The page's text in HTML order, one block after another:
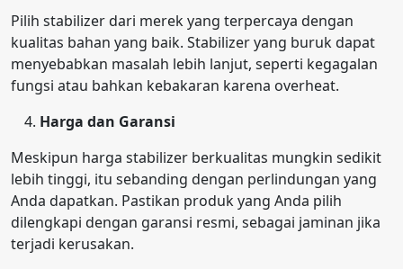
Pilih stabilizer dari merek yang terpercaya dengan
kualitas bahan yang baik. Stabilizer yang buruk dapat
menyebabkan masalah lebih lanjut, seperti kegagalan
fungsi atau bahkan kebakaran karena overheat.
Harga dan Garansi
Meskipun harga stabilizer berkualitas mungkin sedikit
lebih tinggi, itu sebanding dengan perlindungan yang
Anda dapatkan. Pastikan produk yang Anda pilih
dilengkapi dengan garansi resmi, sebagai jaminan jika
terjadi kerusakan.